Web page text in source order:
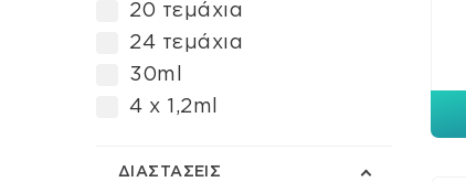
20 τεμάχια
24 τεμάχια
30ml
4 x 1,2ml
ΔΙΑΣΤΆΣΕΙΣ